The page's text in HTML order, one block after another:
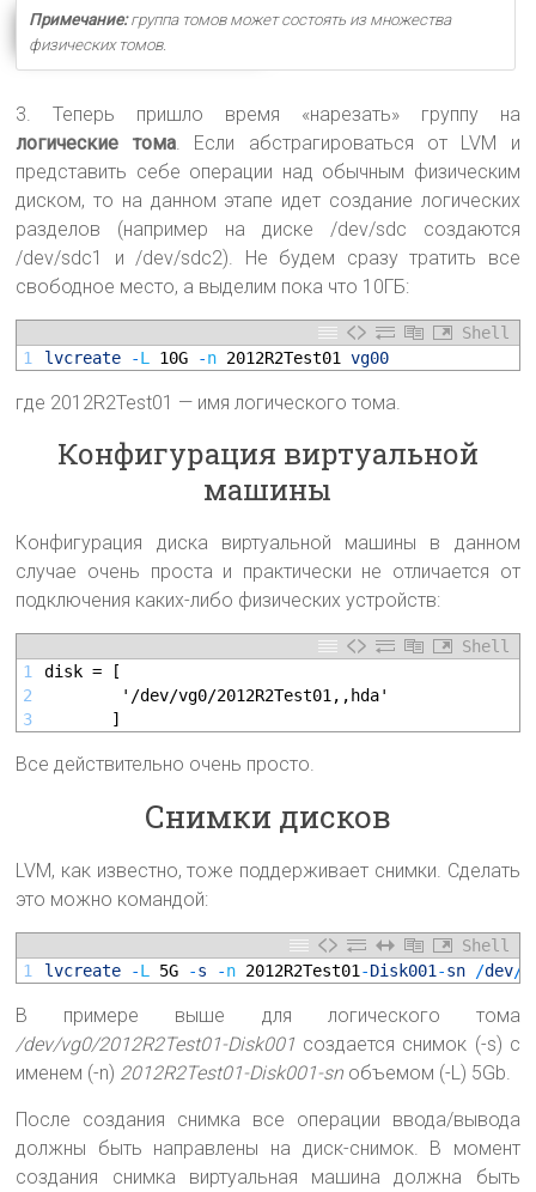
Примечание:группа томов может состоять из множества
физических томов.
3. Теперь пришло время «нарезать» группу на
логические тома. Если абстрагироваться от LVM и
представить себе операции над обычным физическим
диском, то на данном этапе идет создание логических
разделов (например на диске /dev/sdc создаются
/dev/sdc1 и /dev/sdc2). Не будем сразу тратить все
свободное место, а выделим пока что 10ГБ:
Shell
1
lvcreate -L 10G -n 2012R2Test01 vg00
где 2012R2Test01 — имя логического тома.
Конфигурация виртуальной
машины
Конфигурация диска виртуальной машины в данном
случае очень проста и практически не отличается от
подключения каких-либо физических устройств:
Shell
1
2
3
disk = [
'/dev/vg0/2012R2Test01,,hda'
]
Все действительно очень просто.
Снимки дисков
LVM, как известно, тоже поддерживает снимки. Сделать
это можно командой:
Shell
1
lvcreate -L 5G -s -n 2012R2Test01 -Disk001 -sn /dev/
В примере выше для логического тома
/dev/vg0/2012R2Test01-Disk001 создается снимок (-s) с
именем (-n) 2012R2Test01-Disk001-sn объемом (-L) 5Gb.
После создания снимка все операции ввода/вывода
должны быть направлены на диск-снимок. В момент
создания снимка виртуальная машина должна быть